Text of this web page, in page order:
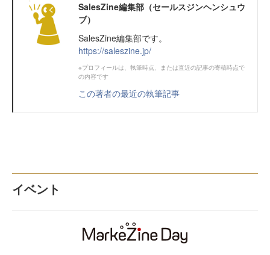
SalesZine編集部（セールスジンヘンシュウ
ブ）
SalesZine編集部です。
https://saleszine.jp/
※プロフィールは、執筆時点、または直近の記事の寄稿時点で
の内容です
この著者の最近の執筆記事
イベント